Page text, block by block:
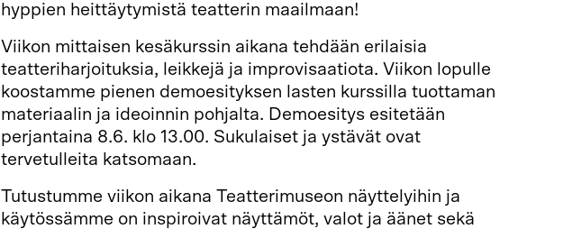
hyppien heittäytymistä teatterin maailmaan!
Viikon mittaisen kesäkurssin aikana tehdään erilaisia
teatteriharjoituksia, leikkejä ja improvisaatiota. Viikon lopulle
koostamme pienen demoesityksen lasten kurssilla tuottaman
materiaalin ja ideoinnin pohjalta. Demoesitys esitetään
perjantaina 8.6. klo 13.00. Sukulaiset ja ystävät ovat
tervetulleita katsomaan.
Tutustumme viikon aikana Teatterimuseon näyttelyihin ja
käytössämme on inspiroivat näyttämöt, valot ja äänet sekä